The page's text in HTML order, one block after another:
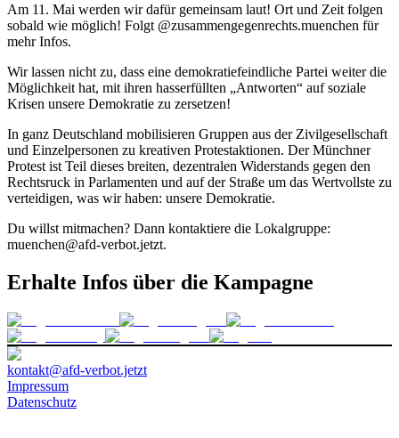
Am 11. Mai werden wir dafür gemeinsam laut! Ort und Zeit folgen
sobald wie möglich! Folgt @zusammengegenrechts.muenchen für
mehr Infos.
Wir lassen nicht zu, dass eine demokratiefeindliche Partei weiter die
Möglichkeit hat, mit ihren hasserfüllten „Antworten“ auf soziale
Krisen unsere Demokratie zu zersetzen!
In ganz Deutschland mobilisieren Gruppen aus der Zivilgesellschaft
und Einzelpersonen zu kreativen Protestaktionen. Der Münchner
Protest ist Teil dieses breiten, dezentralen Widerstands gegen den
Rechtsruck in Parlamenten und auf der Straße um das Wertvollste zu
verteidigen, was wir haben: unsere Demokratie.
Du willst mitmachen? Dann kontaktiere die Lokalgruppe:
muenchen@afd-verbot.jetzt.
Erhalte Infos über die Kampagne
kontakt@afd-verbot.jetzt
Impressum
Datenschutz